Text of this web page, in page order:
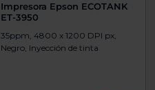
Impresora Epson ECOTANK
ET-3950
35ppm, 4800 x 1200 DPI ​px,
Negro, Inyección de tinta